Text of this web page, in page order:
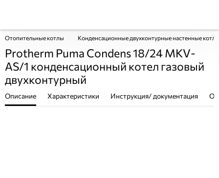
Отопительные котлы Конденсационные двухконтурные настенные
Protherm Puma Condens 18/24 MKV-
AS/1 конденсационный котел газовый
двухконтурный
Описание Характеристики Инструкция/ документация